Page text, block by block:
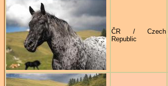
ČR / Czech
Republic